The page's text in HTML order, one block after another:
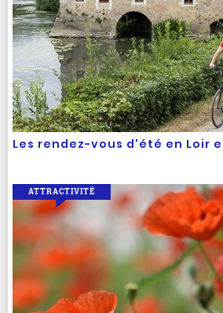
Les rendez-vous d'été en Loir
ATTRACTIVITÉ